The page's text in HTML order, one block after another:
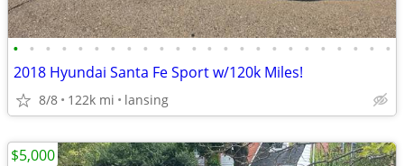
• • • • • • • • • • • • • • • • • • • • • • • •
2018 Hyundai Santa Fe Sport w/120k Miles!
8/8 122k mi lansing
$5,000